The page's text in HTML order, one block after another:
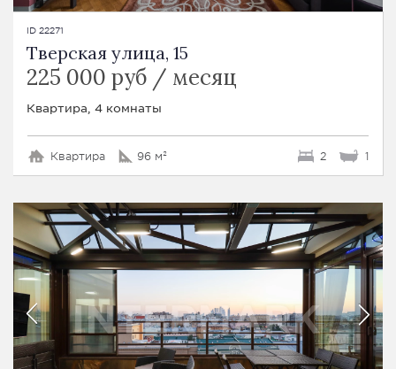
ID 22271
Тверская улица, 15
225 000 руб / месяц
Квартира, 4 комнаты
Квартира 96 м² 2 1